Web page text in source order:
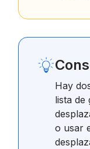
Hay
lista de
o usar